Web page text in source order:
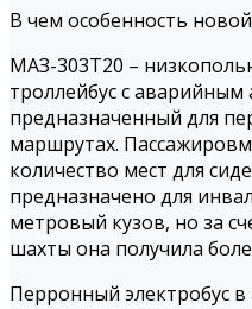
В чем особенность
МАЗ-303T20 –
троллейбус с
предназначенный для
маршрутах.
количество мест для
предназначено для
метровый кузов, но за
шахты она получила
Перронный электробус в